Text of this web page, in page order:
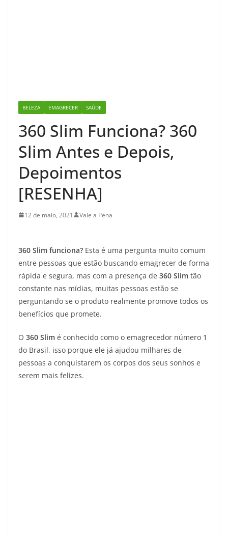
BELEZA EMAGRECER SAÚDE
360 Slim Funciona? 360
Slim Antes e Depois,
Depoimentos
[RESENHA]
12 de maio, 2021 Vale a Pena
360 Slim funciona? Esta é uma pergunta muito comum
entre pessoas que estão buscando emagrecer de forma
rápida e segura, mas com a presença de 360 Slim tão
constante nas mídias, muitas pessoas estão se
perguntando se o produto realmente promove todos os
benefícios que promete.
O 360 Slim é conhecido como o emagrecedor número 1
do Brasil, isso porque ele já ajudou milhares de
pessoas a conquistarem os corpos dos seus sonhos e
serem mais felizes.